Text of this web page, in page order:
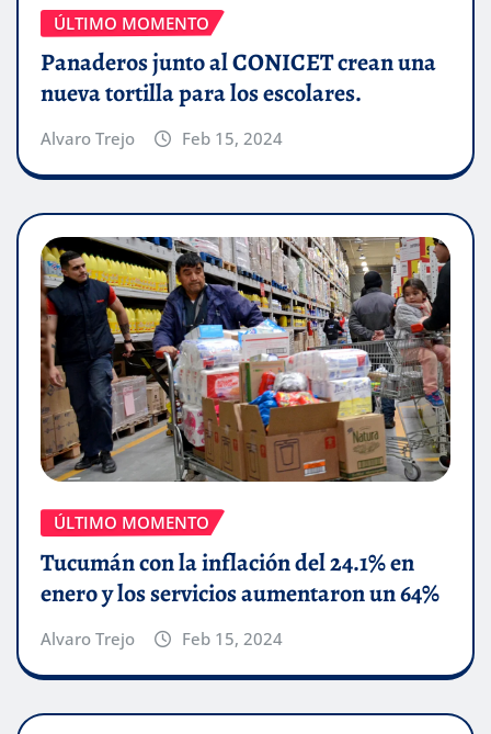
ÚLTIMO MOMENTO
Panaderos junto al CONICET crean una
nueva tortilla para los escolares.
Alvaro Trejo Feb 15, 2024
ÚLTIMO MOMENTO
Tucumán con la inflación del 24.1% en
enero y los servicios aumentaron un 64%
Alvaro Trejo Feb 15, 2024